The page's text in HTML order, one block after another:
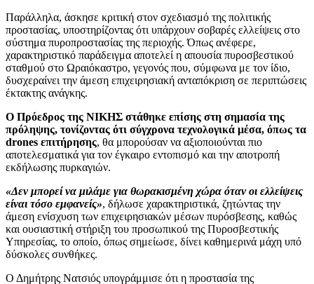
Παράλληλα, άσκησε κριτική στον σχεδιασμό της πολιτικής
προστασίας, υποστηρίζοντας ότι υπάρχουν σοβαρές ελλείψεις στο
σύστημα πυροπροστασίας της περιοχής. Όπως ανέφερε,
χαρακτηριστικό παράδειγμα αποτελεί η απουσία πυροσβεστικού
σταθμού στο Ωραιόκαστρο, γεγονός που, σύμφωνα με τον ίδιο,
δυσχεραίνει την άμεση επιχειρησιακή ανταπόκριση σε περιπτώσεις
έκτακτης ανάγκης.
Ο Πρόεδρος της ΝΙΚΗΣ στάθηκε επίσης στη σημασία της
πρόληψης, τονίζοντας ότι σύγχρονα τεχνολογικά μέσα, όπως τα
drones επιτήρησης, θα μπορούσαν να αξιοποιούνται πιο
αποτελεσματικά για τον έγκαιρο εντοπισμό και την αποτροπή
εκδήλωσης πυρκαγιών.
«Δεν μπορεί να μιλάμε για θωρακισμένη χώρα όταν οι ελλείψεις
είναι τόσο εμφανείς», δήλωσε χαρακτηριστικά, ζητώντας την
άμεση ενίσχυση των επιχειρησιακών μέσων πυρόσβεσης, καθώς
και ουσιαστική στήριξη του προσωπικού της Πυροσβεστικής
Υπηρεσίας, το οποίο, όπως σημείωσε, δίνει καθημερινά μάχη υπό
δύσκολες συνθήκες.
Ο Δημήτρης Νατσιός υπογράμμισε ότι η προστασία της